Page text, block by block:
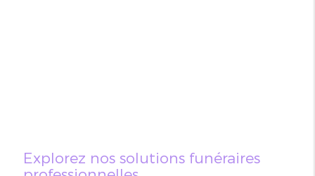
Explorez nos solutions funéraires